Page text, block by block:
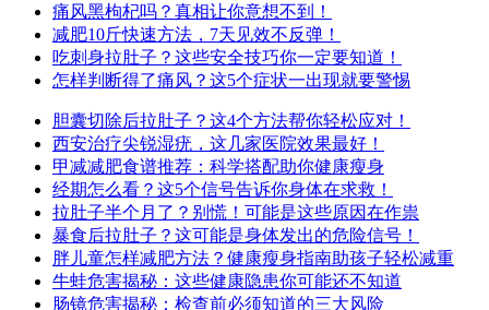
痛风黑枸杞吗？真相让你意想不到！
减肥10斤快速方法，7天见效不反弹！
吃刺身拉肚子？这些安全技巧你一定要知道！
怎样判断得了痛风？这5个症状一出现就要警惕
胆囊切除后拉肚子？这4个方法帮你轻松应对！
西安治疗尖锐湿疣，这几家医院效果最好！
甲减减肥食谱推荐：科学搭配助你健康瘦身
经期怎么看？这5个信号告诉你身体在求救！
拉肚子半个月了？别慌！可能是这些原因在作祟
暴食后拉肚子？这可能是身体发出的危险信号！
胖儿童怎样减肥方法？健康瘦身指南助孩子轻松减重
牛蛙危害揭秘：这些健康隐患你可能还不知道
肠镜危害揭秘：检查前必须知道的三大风险